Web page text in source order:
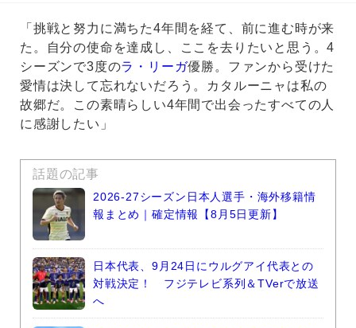
「挑戦と努力に満ちた4年間を経て、前に進む時が来
た。自分の使命を達成し、ここを去りたいと思う。4
シーズンで3度のラ・リーガ優勝。ファンから受けた
愛情は決して忘れないだろう。カタルーニャは私の
故郷だ。この素晴らしい4年間で出会ったすべての人
に感謝したい」
話題の記事
2026-27シーズン日本人選手・海外移籍情
報まとめ｜確定情報【8月5日更新】
日本代表、9月24日にウルグアイ代表との
対戦決定！ フジテレビ系列＆TVerで放送
へ